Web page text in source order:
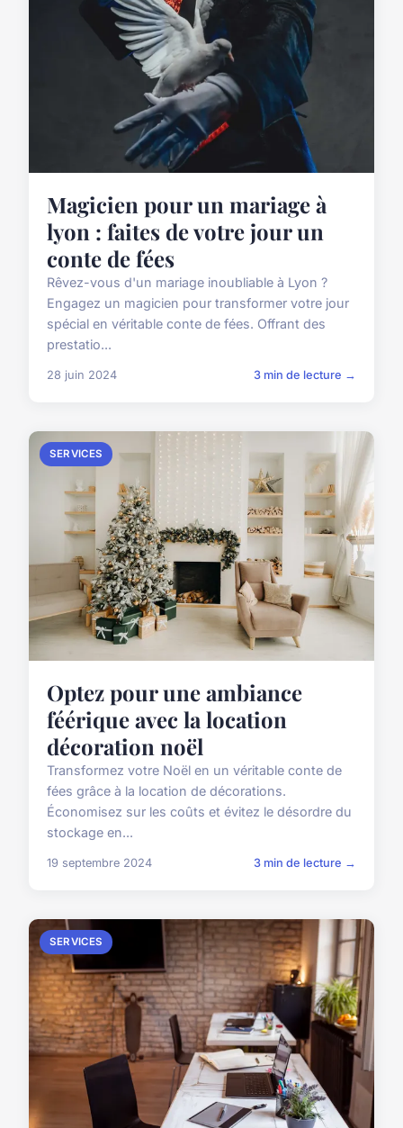
Magicien pour un mariage à
lyon : faites de votre jour un
conte de fées
Rêvez-vous d'un mariage inoubliable à Lyon ?
Engagez un magicien pour transformer votre jour
spécial en véritable conte de fées. Offrant des
prestatio...
28 juin 2024 3 min de lecture →
SERVICES
Optez pour une ambiance
féérique avec la location
décoration noël
Transformez votre Noël en un véritable conte de
fées grâce à la location de décorations.
Économisez sur les coûts et évitez le désordre du
stockage en...
19 septembre 2024 3 min de lecture →
SERVICES